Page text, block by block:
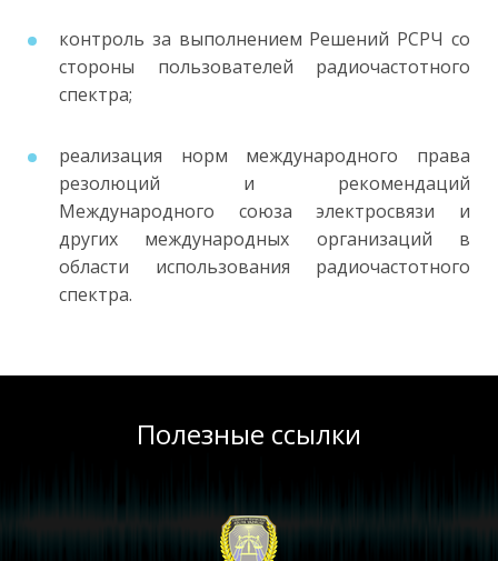
контроль за выполнением Решений РСРЧ со
стороны пользователей радиочастотного
спектра;
реализация норм международного права
резолюций и рекомендаций
Международного союза электросвязи и
других международных организаций в
области использования радиочастотного
спектра.
Полезные ссылки